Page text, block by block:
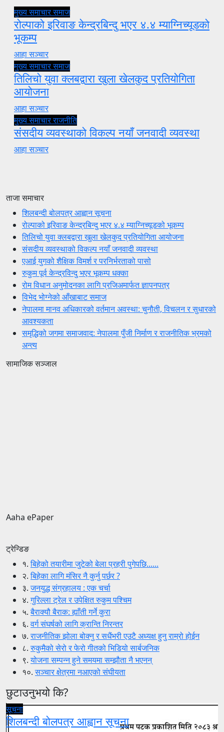
मुख्य समाचारसमाज
रोल्पाको इरिवाङ केन्द्रबिन्दु भएर ४.४ म्याग्निच्यूडको
भूकम्प
आहा सञ्चार
मुख्य समाचारसमाज
तिलिचो युवा क्लबद्वारा खुला खेलकुद प्रतियोगिता
आयोजना
आहा सञ्चार
मुख्य समाचारराजनीति
संसदीय व्यवस्थाको विकल्प नयाँ जनवादी व्यवस्था
आहा सञ्चार
ताजा समाचार
शिलबन्दी बोलपत्र आह्वान सूचना
रोल्पाको इरिवाङ केन्द्रबिन्दु भएर ४.४ म्याग्निच्यूडको भूकम्प
तिलिचो युवा क्लबद्वारा खुला खेलकुद प्रतियोगिता आयोजना
संसदीय व्यवस्थाको विकल्प नयाँ जनवादी व्यवस्था
एआई युगको शैक्षिक विमर्श र परनिर्भरताको पासो
रुकुम पूर्व केन्द्रविन्दु भएर भूकम्प धक्का
रोम विधान अनुमोदनका लागि प्रजिअमार्फत ज्ञापनपत्र
विभेद भोग्नेको आँखाबाट समाज
नेपालमा मानव अधिकारको वर्तमान अवस्था: चुनौती, विचलन र सुधारको
आवश्यकता
समृद्धिको जगमा समाजवाद: नेपालमा पुँजी निर्माण र राजनीतिक भ्रमको
अन्त्य
सामाजिक सञ्जाल
Aaha ePaper
ट्रेन्डिङ
१.बिहेको तयारीमा जुटेको बेला प्रहरी पुगेपछि......
२.बिहेका लागि मंसिर नै कुर्नु पर्छर ?
३.जनयुद्ध संग्रहालय : एक चर्चा
४.गुरिल्ला ट्रेल र उपेक्षित रुकुम पश्चिम
५.बैराक्यौ बैराक: ह्याँती गर्ने कुरा
६.वर्ग संघर्षको लागि क्रान्ति निरन्तर
७.राजनीतिक झोला बोक्नु र सधैंभरी एउटै अध्यक्ष हुनु राम्रो होईन
८.रुकुमैको सेरो र फेरो गीतको भिडियो सार्बजनिक
९.योजना सम्पन्न हुने समयमा सम्झौता नै भएनन्
१०.सञ्चार क्षेत्रमा नआएको संघीयता
छुटाउनुभयो कि?
सूचना
शिलबन्दी बोलपत्र आह्वान सूचना